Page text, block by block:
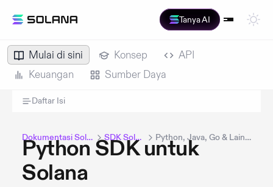
Tanya AI
Mulai di sini Konsep
API
Keuangan
Sumber Daya
Daftar Isi
Dokumentasi Solana SDK Solana Python, Java, Go & Lainnya
Python SDK untuk
Solana